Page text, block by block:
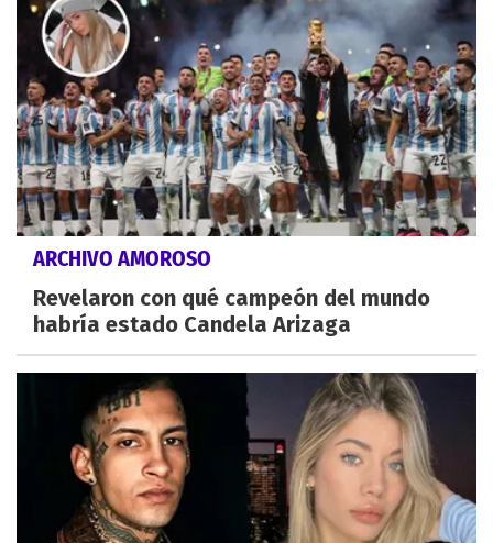
ARCHIVO AMOROSO
Revelaron con qué campeón del mundo
habría estado Candela Arizaga